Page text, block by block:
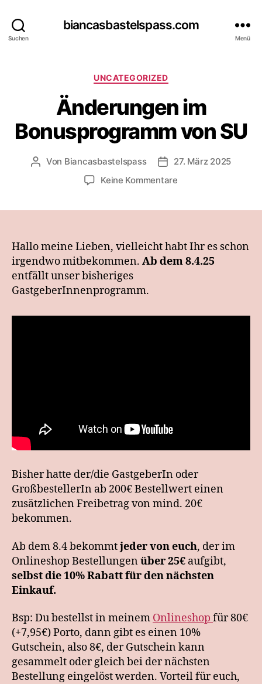
Suchen
biancasbastelspass.com
Menü
Kategorien
UNCATEGORIZED
Änderungen im
Bonusprogramm von SU
Beitragsautor
Von Biancasbastelspass Beitragsdatum
27. März 2025
Keine Kommentarezu
SU
Hallo meine Lieben, vielleicht habt Ihr es schon
irgendwo mitbekommen. Ab dem 8.4.25
entfällt unser bisheriges
GastgeberInnenprogramm.
Bisher hatte der/die GastgeberIn oder
GroßbestellerIn ab 200€ Bestellwert einen
zusätzlichen Freibetrag von mind. 20€
bekommen.
Ab dem 8.4 bekommtjeder von euch, der im
Onlineshop Bestellungenüber 25€ aufgibt,
selbst die 10% Rabatt für den nächsten
Einkauf.
Bsp: Du bestellst in meinem Onlineshop für 80€
(+7,95€) Porto, dann gibt es einen 10%
Gutschein, also 8€, der Gutschein kann
gesammelt oder gleich bei der nächsten
Bestellung eingelöst werden. Vorteil für euch,